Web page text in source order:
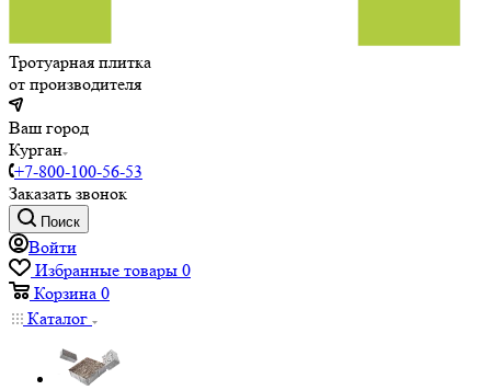
Тротуарная плитка
от производителя
Ваш город
Курган
+7-800-100-56-53
Заказать звонок
Поиск
Войти
Избранные товары 0
Корзина 0
Каталог